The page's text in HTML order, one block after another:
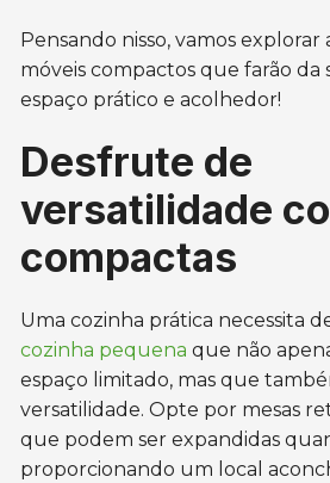
Pensando nisso, vamos explorar
móveis compactos que farão da
espaço prático e acolhedor!
Desfrute de
versatilidade
compactas
Uma cozinha prática necessita
cozinha pequena que não
espaço limitado, mas que
versatilidade. Opte por mesas
que podem ser expandidas
proporcionando um local